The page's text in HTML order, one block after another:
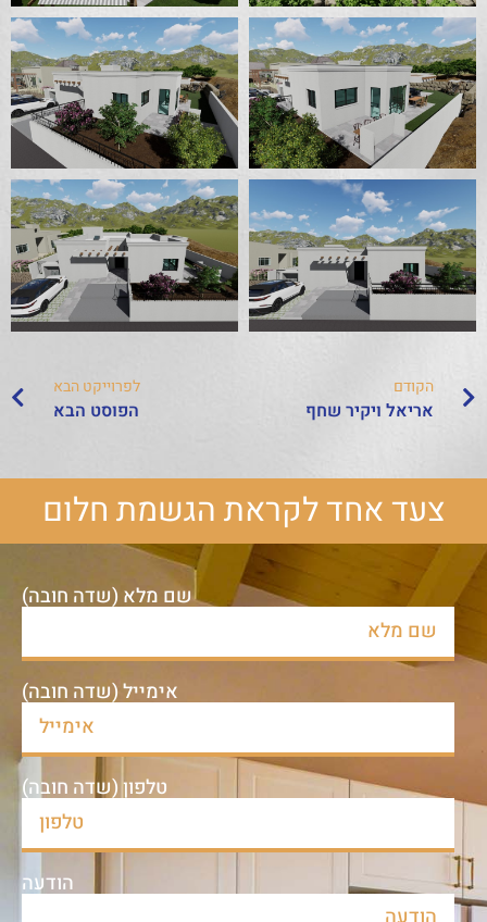
הקודם
אריאל ויקיר שחף
לפרוייקט הבא
הפוסט הבא
צעד אחד לקראת הגשמת חלום
שם מלא (שדה חובה)
אימייל (שדה חובה)
טלפון (שדה חובה)
הודעה